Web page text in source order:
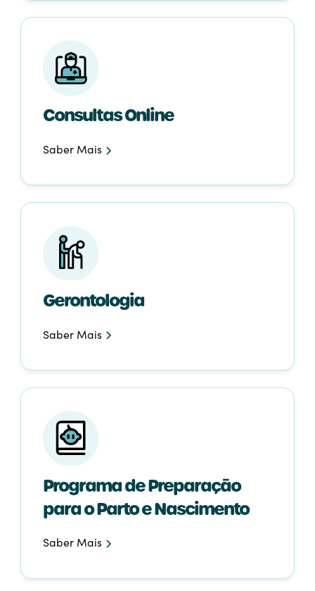
Consultas Online
Saber Mais
Gerontologia
Saber Mais
Programa de Preparação
para o Parto e Nascimento
Saber Mais